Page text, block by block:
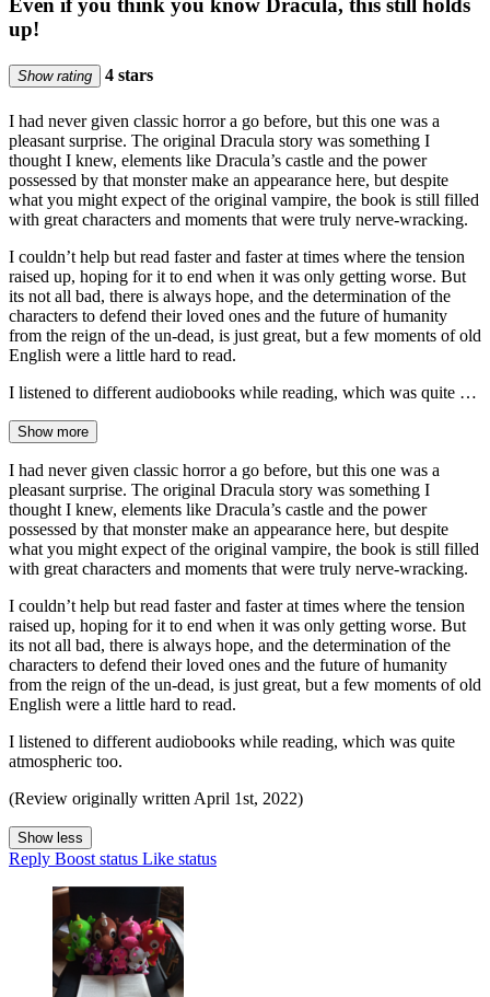
Even if you think you know Dracula, this still holds
up!
Show rating 4 stars
I had never given classic horror a go before, but this one was a
pleasant surprise. The original Dracula story was something I
thought I knew, elements like Dracula’s castle and the power
possessed by that monster make an appearance here, but despite
what you might expect of the original vampire, the book is still filled
with great characters and moments that were truly nerve-wracking.
I couldn’t help but read faster and faster at times where the tension
raised up, hoping for it to end when it was only getting worse. But
its not all bad, there is always hope, and the determination of the
characters to defend their loved ones and the future of humanity
from the reign of the un-dead, is just great, but a few moments of old
English were a little hard to read.
I listened to different audiobooks while reading, which was quite …
Show more
I had never given classic horror a go before, but this one was a
pleasant surprise. The original Dracula story was something I
thought I knew, elements like Dracula’s castle and the power
possessed by that monster make an appearance here, but despite
what you might expect of the original vampire, the book is still filled
with great characters and moments that were truly nerve-wracking.
I couldn’t help but read faster and faster at times where the tension
raised up, hoping for it to end when it was only getting worse. But
its not all bad, there is always hope, and the determination of the
characters to defend their loved ones and the future of humanity
from the reign of the un-dead, is just great, but a few moments of old
English were a little hard to read.
I listened to different audiobooks while reading, which was quite
atmospheric too.
(Review originally written April 1st, 2022)
Show less
Reply Boost status Like status